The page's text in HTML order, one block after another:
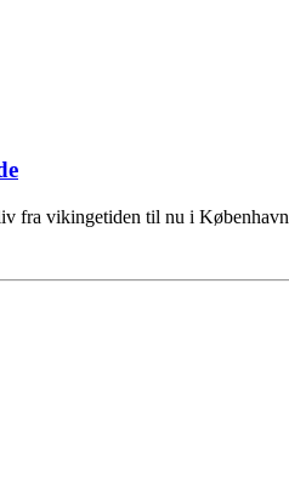
fra vikingetiden til nu i